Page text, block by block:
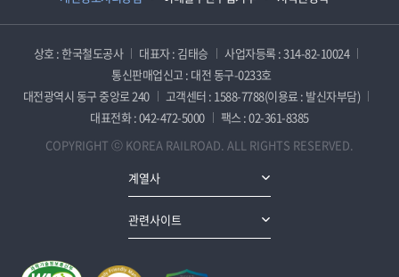
상호 : 한국철도공사 대표자 : 김태승
사업자등록 : 314-82-10024
통신판매업신고 : 대전 동구-0233호
대전광역시 동구 중앙로 240
고객센터 : 1588-7788(이용료 : 발신자부담)
대표전화 : 042-472-5000
팩스 : 02-361-8385
COPYRIGHT ⓒ KOREA RAILROAD. ALL RIGHTS RESERVED.
계열사
관련사이트